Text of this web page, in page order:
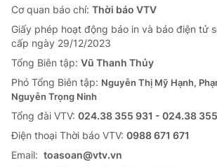
Cơ quan báo chí: Thời báo VTV
Giấy phép hoạt động báo in và báo điện tử
cấp ngày 29/12/2023
Tổng Biên tập: Vũ Thanh Thủy
Phó Tổng Biên tập: Nguyễn Thị Mỹ Hạnh,
Nguyễn Trọng Ninh
Tổng đài VTV: 024.38 355 931 - 024.38
Ðiện thoại Thời báo VTV: 0988 671 671
Email: toasoan@vtv.vn